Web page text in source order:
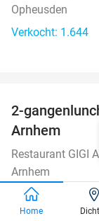
Opheusden
Verkocht: 1.644
2-
Arnhem
Restaurant GIGI
Arnhem
Verkocht: 98
Home